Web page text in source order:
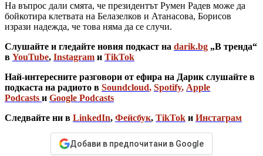
На въпрос дали смята, че президентът Румен Радев може да
бойкотира клетвата на Белазелков и Атанасова, Борисов
изрази надежда, че това няма да се случи.
Слушайте и гледайте новия подкаст на darik.bg „В тренда“
в YouTube, Instagram и TikTok
Най-интересните разговори от ефира на Дарик слушайте в
подкаста на радиото в Soundcloud, Spotify, Apple
Podcasts и Google Podcasts
Следвайте ни в LinkedIn, Фейсбук, TikTok и Инстаграм
Добави в предпочитани в Google